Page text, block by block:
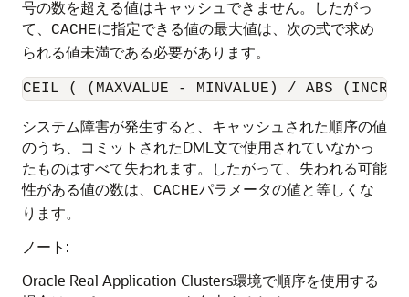
号の数を超える値はキャッシュできません。したがっ
て、
CACHEに指定できる値の最大値は、次の式で求め
られる値未満である必要があります。
システム障害が発生すると、キャッシュされた順序の値
のうち、コミットされたDML文で使用されていなかっ
たものはすべて失われます。したがって、失われる可能
性がある値の数は、
CACHEパラメータの値と等しくな
ります。
ノート:
Oracle Real Application Clusters環境で順序を使用する